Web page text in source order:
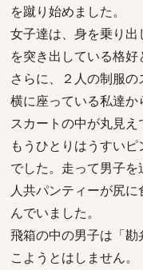
を蹴り始めました。
女子達は、身を乗り
を突き出している格好
さらに、２人の制服
横に座っている私達か
スカートの中が丸見え
もうひとりはうすいピ
でした。走って男子
人共パンティーが尻に
んでいました。
飛箱の中の男子は「
こようとはしません。